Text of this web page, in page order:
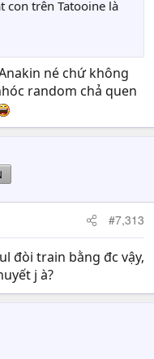
con trên Tatooine là
né chứ không
random chả quen
#7,313
đòi train bằng đc vậy,
j à?